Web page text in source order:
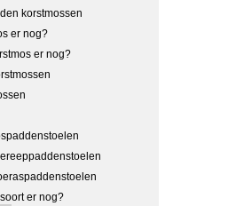
korstmossen
er nog?
er nog?
er nog?